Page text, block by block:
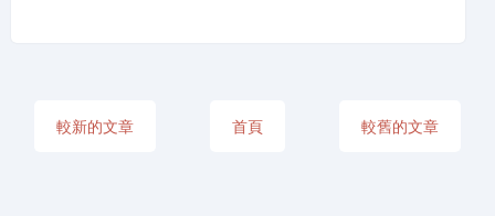
較新的文章 較舊的文章
首頁